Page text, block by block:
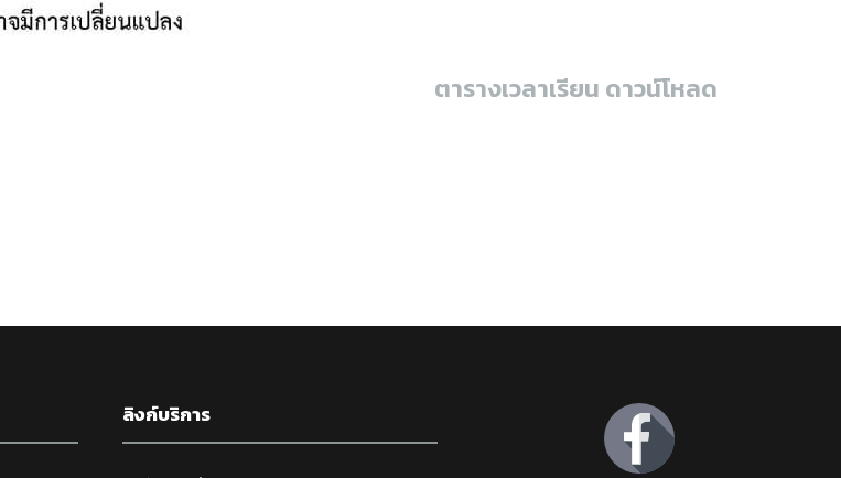
ตารางเวลาเรียน ดาวน์โหลด
ลิงก์บริการ